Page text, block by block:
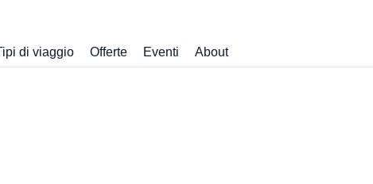
di viaggio Offerte Eventi About